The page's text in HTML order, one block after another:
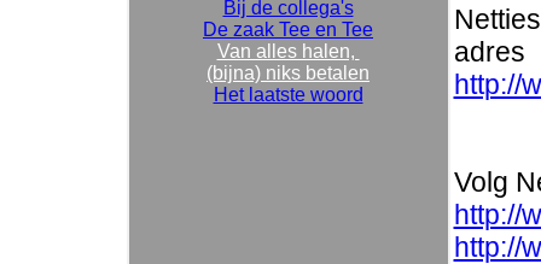
Bij de collega's
De zaak Tee en Tee
Van alles halen,
(bijna) niks betalen
Het laatste woord
adres
http://
Volg
http://
http://